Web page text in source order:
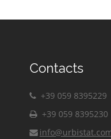
Contacts
+39 059 8395229
+39 059 8395230